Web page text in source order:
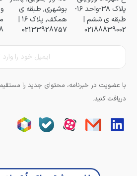
پلاک ۳۸-واحد ۱۶-
طبقه ی ششم |
02188839002
بوشهری, طبقه ی
همکف, پلاک ۱۶ |
02133928757
با عضویت در خبرنامه، محتوای جدید را
دریافت کنید.